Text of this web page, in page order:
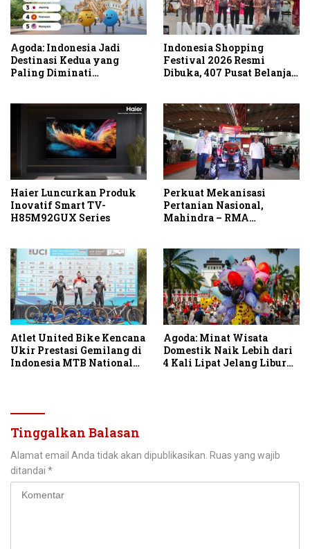
Agoda: Indonesia Jadi
Destinasi Kedua yang
Paling Diminati
di Asia
Indonesia Shopping
Festival 2026 Resmi
Dibuka, 407 Pusat Belanja
Haier Luncurkan Produk
Inovatif Smart TV-
H85M92GUX Series
Perkuat Mekanisasi
Pertanian Nasional,
Mahindra – RMA
Tingkatkan Produktivitas
Petani Indonesia
Atlet United Bike Kencana
Ukir Prestasi Gemilang di
Indonesia MTB National
Agoda: Minat Wisata
Domestik Naik Lebih dari
4 Kali Lipat Jelang Libur
Tinggalkan Balasan
Alamat email Anda tidak akan dipublikasikan. Ruas yang wajib
ditandai *